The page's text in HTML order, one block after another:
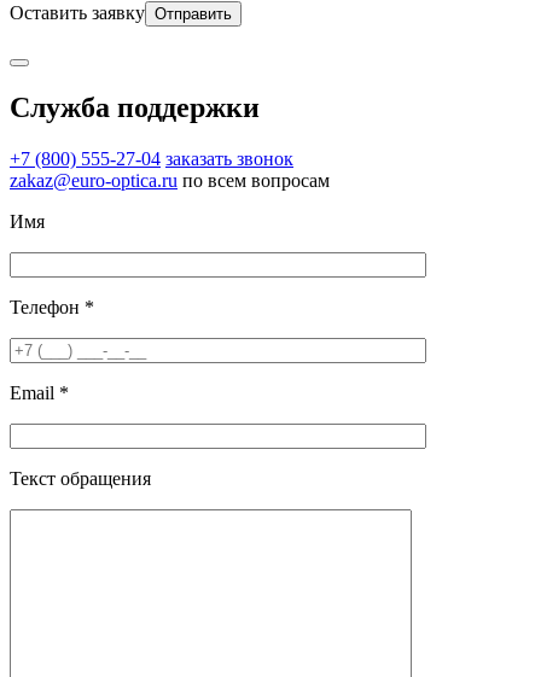
Оставить заявку
Служба поддержки
+7 (800) 555-27-04 заказать звонок
zakaz@euro-optica.ru по всем вопросам
Имя
Телефон *
Email *
Текст обращения